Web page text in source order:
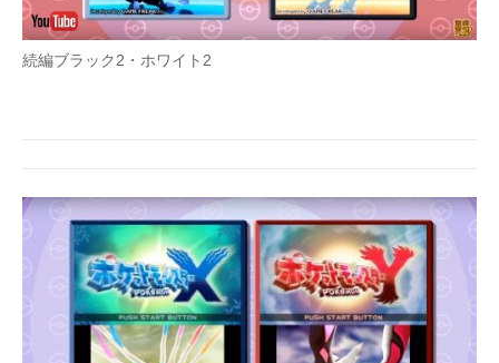
続編ブラック2・ホワイト2